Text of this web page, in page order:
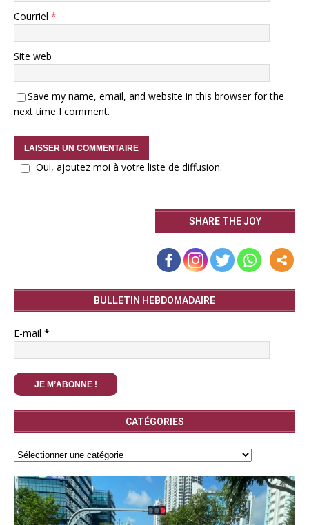
Courriel *
Site web
Save my name, email, and website in this browser for the
next time I comment.
Oui, ajoutez moi à votre liste de diffusion.
SHARE THE JOY
BULLETIN HEBDOMADAIRE
E-mail *
CATÉGORIES